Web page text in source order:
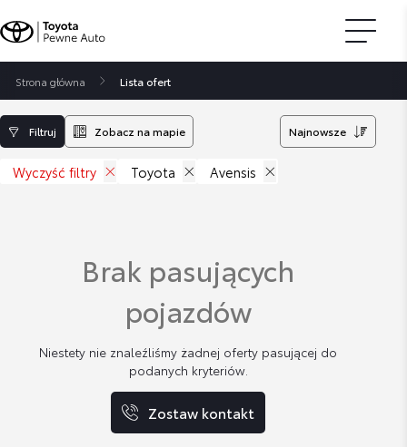
Strona główna Lista ofert
Filtruj Zobacz na mapie Najnowsze
Wyczyść filtry Toyota Avensis
Brak pasujących
pojazdów
Niestety nie znaleźliśmy żadnej oferty pasującej do
podanych kryteriów.
Zostaw kontakt